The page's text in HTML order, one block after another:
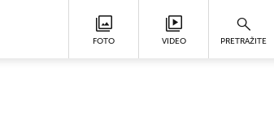
FOTO VIDEO PRETRAŽITE